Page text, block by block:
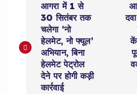
s
आगरा में 1 से
30 सितंबर तक
चलेगा ‘नो
हेलमेट, नो फ्यूल’
अभियान, बिना
हेलमेट पेट्रोल
देने पर होगी कड़ी
कार्रवाई